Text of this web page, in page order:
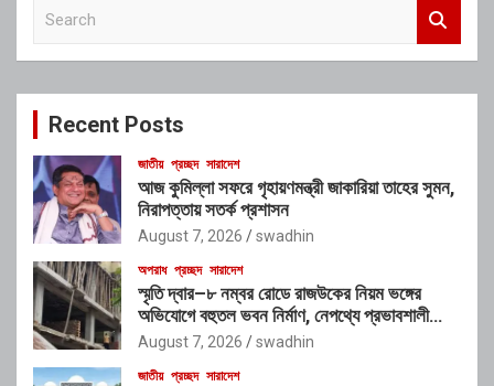
c
Recent Posts
জাতীয় প্রচ্ছদ সারাদেশ
আজ কুমিল্লা সফরে গৃহায়ণমন্ত্রী জাকারিয়া তাহের সুমন,
নিরাপত্তায় সতর্ক প্রশাসন
August 7, 2026 swadhin
অপরাধ প্রচ্ছদ সারাদেশ
স্মৃতি দ্বার–৮ নম্বর রোডে রাজউকের নিয়ম ভঙ্গের
অভিযোগে বহুতল ভবন নির্মাণ, নেপথ্যে প্রভাবশালী
চক্রের যোগসাজশের প্রশ্ন
August 7, 2026 swadhin
জাতীয় প্রচ্ছদ সারাদেশ